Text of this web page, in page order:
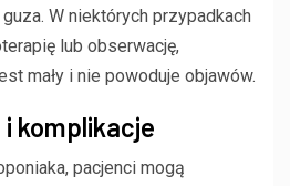
W niektórych przypadkach
lub obserwację,
mały i nie powoduje objawów.
komplikacje
pacjenci mogą